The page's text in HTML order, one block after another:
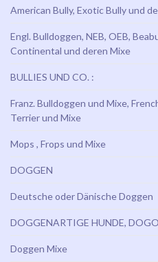
American Bully, Exotic Bully und
Engl. Bulldoggen, NEB, OEB,
Continental und deren Mixe
BULLIES UND CO. :
Franz. Bulldoggen und Mixe,
Terrier und Mixe
Mops , Frops und Mixe
DOGGEN
Deutsche oder Dänische Doggen
DOGGENARTIGE HUNDE,
Doggen Mixe